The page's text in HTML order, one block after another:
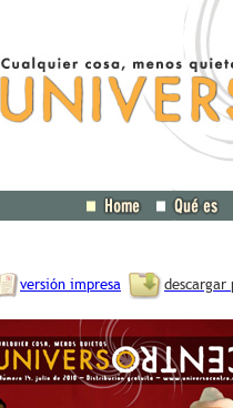
versión impresa descargar